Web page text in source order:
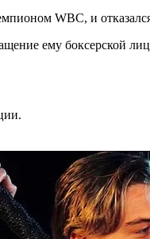
WBC, и
ему боксерской